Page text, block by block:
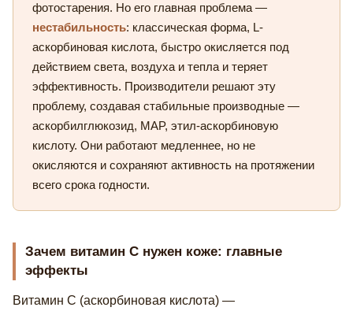
фотостарения. Но его главная проблема —
нестабильность: классическая форма, L-
аскорбиновая кислота, быстро окисляется под
действием света, воздуха и тепла и теряет
эффективность. Производители решают эту
проблему, создавая стабильные производные —
аскорбилглюкозид, MAP, этил-аскорбиновую
кислоту. Они работают медленнее, но не
окисляются и сохраняют активность на протяжении
всего срока годности.
Зачем витамин С нужен коже: главные
эффекты
Витамин С (аскорбиновая кислота) —